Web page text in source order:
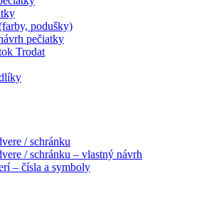
podušky)
pečiatky
Trodat
/ schránku
/ schránku – vlastný návrh
– čísla a symboly